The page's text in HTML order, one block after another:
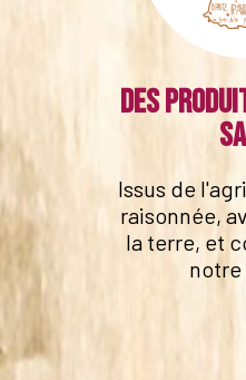
Des
Issus de
raisonnée,
la terre, et
notre